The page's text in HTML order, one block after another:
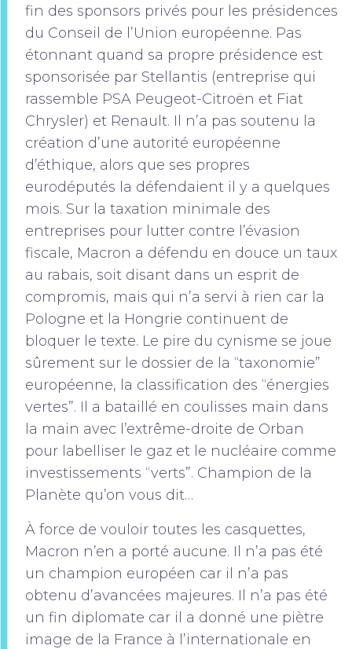
fin des sponsors privés pour les présidences
du Conseil de l’Union européenne. Pas
étonnant quand sa propre présidence est
sponsorisée par Stellantis (entreprise qui
rassemble PSA Peugeot-Citroën et Fiat
Chrysler) et Renault. Il n’a pas soutenu la
création d’une autorité européenne
d’éthique, alors que ses propres
eurodéputés la défendaient il y a quelques
mois. Sur la taxation minimale des
entreprises pour lutter contre l’évasion
fiscale, Macron a défendu en douce un taux
au rabais, soit disant dans un esprit de
compromis, mais qui n’a servi à rien car la
Pologne et la Hongrie continuent de
bloquer le texte. Le pire du cynisme se joue
sûrement sur le dossier de la “taxonomie”
européenne, la classification des “énergies
vertes”. Il a bataillé en coulisses main dans
la main avec l’extrême-droite de Orban
pour labelliser le gaz et le nucléaire comme
investissements “verts”. Champion de la
Planète qu’on vous dit…
À force de vouloir toutes les casquettes,
Macron n’en a porté aucune. Il n’a pas été
un champion européen car il n’a pas
obtenu d’avancées majeures. Il n’a pas été
un fin diplomate car il a donné une piètre
image de la France à l’internationale en